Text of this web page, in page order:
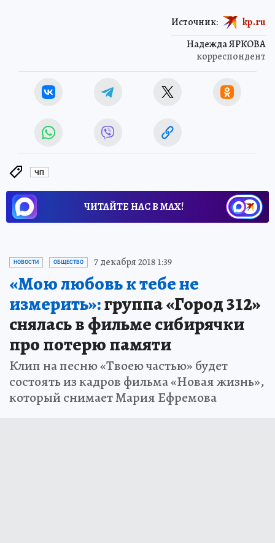
Надежда ЯРКОВА
корреспондент
Источник: kp.ru
ЧП
ЧИТАЙТЕ НАС В МАХ!
НОВОСТИ ОБЩЕСТВО 7 декабря 2018 1:39
«Мою любовь к тебе не
измерить»:группа «Город 312»
снялась в фильме сибирячки
про потерю памяти
Клип на песню «Твоею частью» будет
состоять из кадров фильма «Новая жизнь»,
который снимает Мария Ефремова